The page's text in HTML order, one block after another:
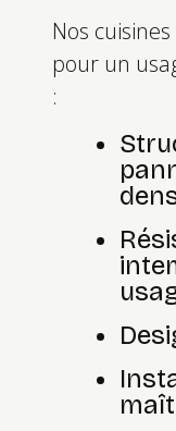
Nos
pour un
: